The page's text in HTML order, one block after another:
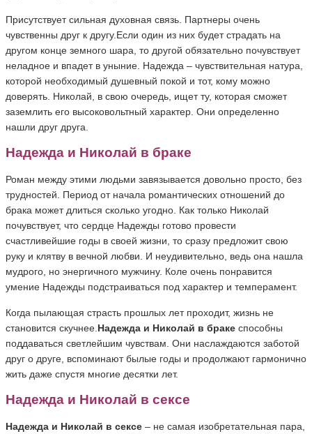
Присутствует сильная духовная связь. Партнеры очень
чувственны друг к другу.Если один из них будет страдать на
другом конце земного шара, то другой обязательно почувствует
неладное и впадет в уныние. Надежда – чувствительная натура,
которой необходимый душевный покой и тот, кому можно
доверять. Николай, в свою очередь, ищет ту, которая сможет
заземлить его высоковольтный характер. Они определенно
нашли друг друга.
Надежда и Николай в браке
Роман между этими людьми завязывается довольно просто, без
трудностей. Период от начала романтических отношений до
брака может длиться сколько угодно. Как только Николай
почувствует, что сердце Надежды готово провести
счастливейшие годы в своей жизни, то сразу предложит свою
руку и клятву в вечной любви. И неудивительно, ведь она нашла
мудрого, но энергичного мужчину. Коле очень понравится
умение Надежды подстраиваться под характер и темперамент.
Когда пылающая страсть прошлых лет проходит, жизнь не
становится скучнее. Надежда и Николай в браке способны
поддаваться светлейшим чувствам. Они наслаждаются заботой
друг о друге, вспоминают былые годы и продолжают гармонично
жить даже спустя многие десятки лет.
Надежда и Николай в сексе
Надежда и Николай в сексе – не самая изобретательная пара,